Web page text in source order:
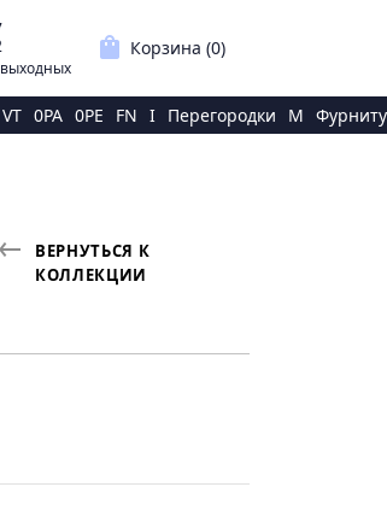
выходных
shopping_bag Корзина (0)
VT 0PA 0PE FN I Перегородки M
ВЕРНУТЬСЯ К
КОЛЛЕКЦИИ